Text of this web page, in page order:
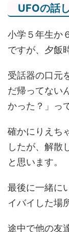
UFOの話し
小学５年生か
ですが、夕飯
受話器の口元
だ帰ってない
かった？」っ
確かにりえち
したが、解散
と思います。
最後に一緒に
イバイした場
途中で他の友